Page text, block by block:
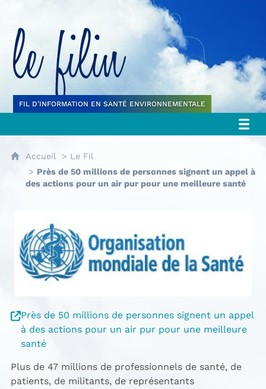
FIL D’INFORMATION EN SANTÉ ENVIRONNEMENTALE
Accueil
Le Fil
Près de 50 millions de personnes signent un appel à
des actions pour un air pur pour une meilleure santé
Près de 50 millions de personnes signent un appel
à des actions pour un air pur pour une meilleure
santé
Plus de 47 millions de professionnels de santé, de
patients, de militants, de représentants